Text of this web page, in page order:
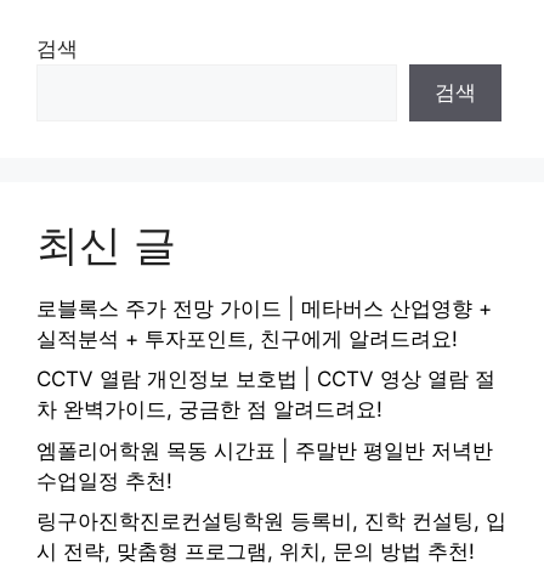
검색
검색
최신 글
로블록스 주가 전망 가이드 | 메타버스 산업영향 +
실적분석 + 투자포인트, 친구에게 알려드려요!
CCTV 열람 개인정보 보호법 | CCTV 영상 열람 절
차 완벽가이드, 궁금한 점 알려드려요!
엠폴리어학원 목동 시간표 | 주말반 평일반 저녁반
수업일정 추천!
링구아진학진로컨설팅학원 등록비, 진학 컨설팅, 입
시 전략, 맞춤형 프로그램, 위치, 문의 방법 추천!